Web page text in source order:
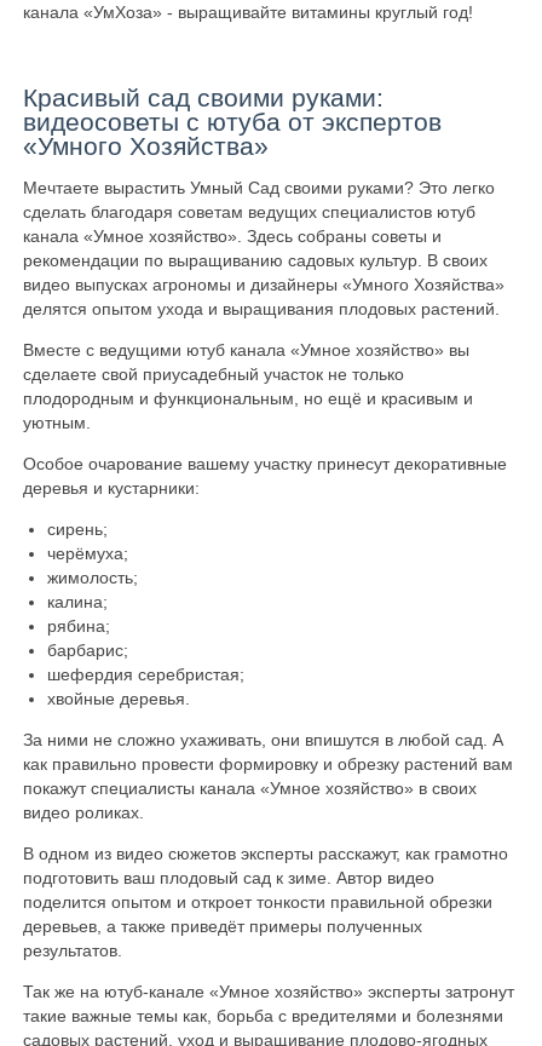
канала «УмХоза» - выращивайте витамины круглый год!
Красивый сад своими руками:
видеосоветы с ютуба от экспертов
«Умного Хозяйства»
Мечтаете вырастить Умный Сад своими руками? Это легко
сделать благодаря советам ведущих специалистов ютуб
канала «Умное хозяйство». Здесь собраны советы и
рекомендации по выращиванию садовых культур. В своих
видео выпусках агрономы и дизайнеры «Умного Хозяйства»
делятся опытом ухода и выращивания плодовых растений.
Вместе с ведущими ютуб канала «Умное хозяйство» вы
сделаете свой приусадебный участок не только
плодородным и функциональным, но ещё и красивым и
уютным.
Особое очарование вашему участку принесут декоративные
деревья и кустарники:
сирень;
черёмуха;
жимолость;
калина;
рябина;
барбарис;
шефердия серебристая;
хвойные деревья.
За ними не сложно ухаживать, они впишутся в любой сад. А
как правильно провести формировку и обрезку растений вам
покажут специалисты канала «Умное хозяйство» в своих
видео роликах.
В одном из видео сюжетов эксперты расскажут, как грамотно
подготовить ваш плодовый сад к зиме. Автор видео
поделится опытом и откроет тонкости правильной обрезки
деревьев, а также приведёт примеры полученных
результатов.
Так же на ютуб-канале «Умное хозяйство» эксперты затронут
такие важные темы как, борьба с вредителями и болезнями
садовых растений, уход и выращивание плодово-ягодных